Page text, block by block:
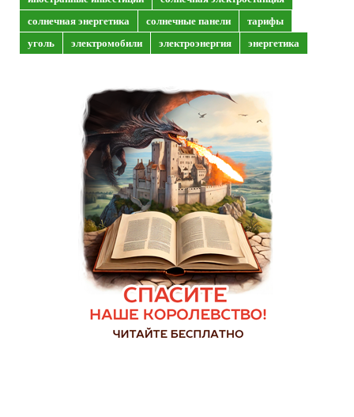
солнечная энергетика
солнечные панели
тарифы
уголь
электромобили электроэнергия энергетика